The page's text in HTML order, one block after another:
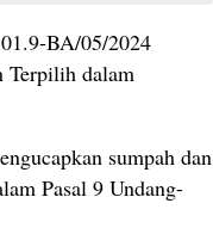
BA/05/2024
Terpilih dalam
sumpah dan
Pasal 9 Undang-